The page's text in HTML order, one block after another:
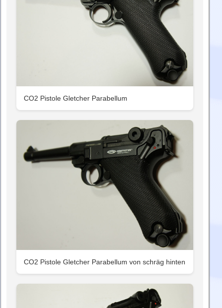
CO2 Pistole Gletcher Parabellum
CO2 Pistole Gletcher Parabellum von schräg hinten